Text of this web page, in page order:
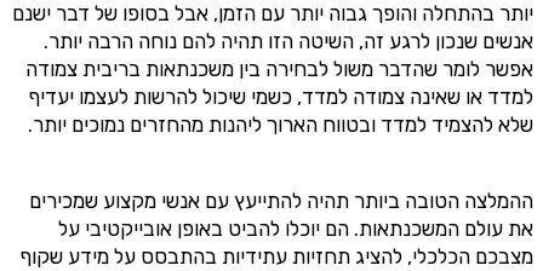
יותר בהתחלה והופך גבוה יותר עם הזמן, אבל בסופו של דבר ישנם
אנשים שנכון לרגע זה, השיטה הזו תהיה להם נוחה הרבה יותר.
אפשר לומר שהדבר משול לבחירה בין משכנתאות בריבית צמודה
למדד או שאינה צמודה למדד, כשמי שיכול להרשות לעצמו יעדיף
שלא להצמיד למדד ובטווח הארוך ליהנות מהחזרים נמוכים יותר.
ההמלצה הטובה ביותר תהיה להתייעץ עם אנשי מקצוע שמכירים
את עולם המשכנתאות. הם יוכלו להביט באופן אובייקטיבי על
מצבכם הכלכלי, להציג תחזיות עתידיות בהתבסס על מידע שקוף